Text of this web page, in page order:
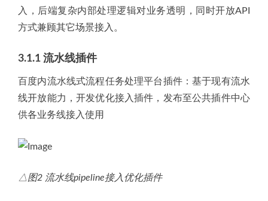
入，后端复杂内部处理逻辑对业务透明，同时开放API
方式兼顾其它场景接入。
3.1.1 流水线插件
百度内流水线式流程任务处理平台插件：基于现有流水
线开放能力，开发优化接入插件，发布至公共插件中心
供各业务线接入使用
△图2 流水线pipeline接入优化插件